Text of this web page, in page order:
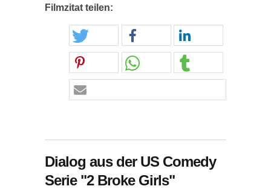
Filmzitat teilen:
Dialog aus der US Comedy
Serie "2 Broke Girls"